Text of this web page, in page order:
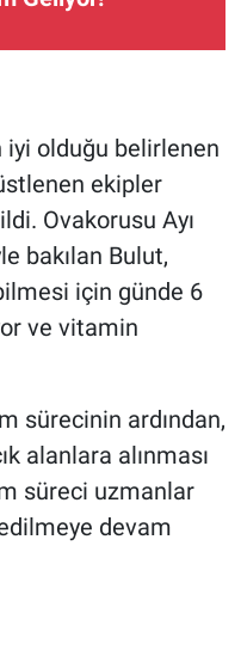
iyi olduğu belirlenen
ekipler
Ovakorusu Ayı
bakılan Bulut,
için günde 6
ve vitamin
sürecinin ardından,
alanlara alınması
süreci uzmanlar
devam